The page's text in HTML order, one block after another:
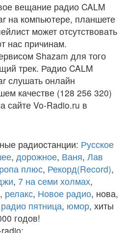
вещание радио CALM
на компьютере, планшете
может отсутствовать
нас причинам.
Shazam для того
трек. Радио CALM
слушать онлайн
качестве (128 256 320)
сайте Vo-Radio.ru в
радиостанции: Русское
, дорожное, Ваня, Лав
плюс, Рекорд(Record),
, 7 на семи холмах,
, релакс, Новое радио, нова,
радио пятница, юмор, хиты
годов!